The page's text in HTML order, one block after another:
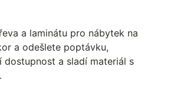
a laminátu pro nábytek na
a odešlete poptávku,
dostupnost a sladí materiál s